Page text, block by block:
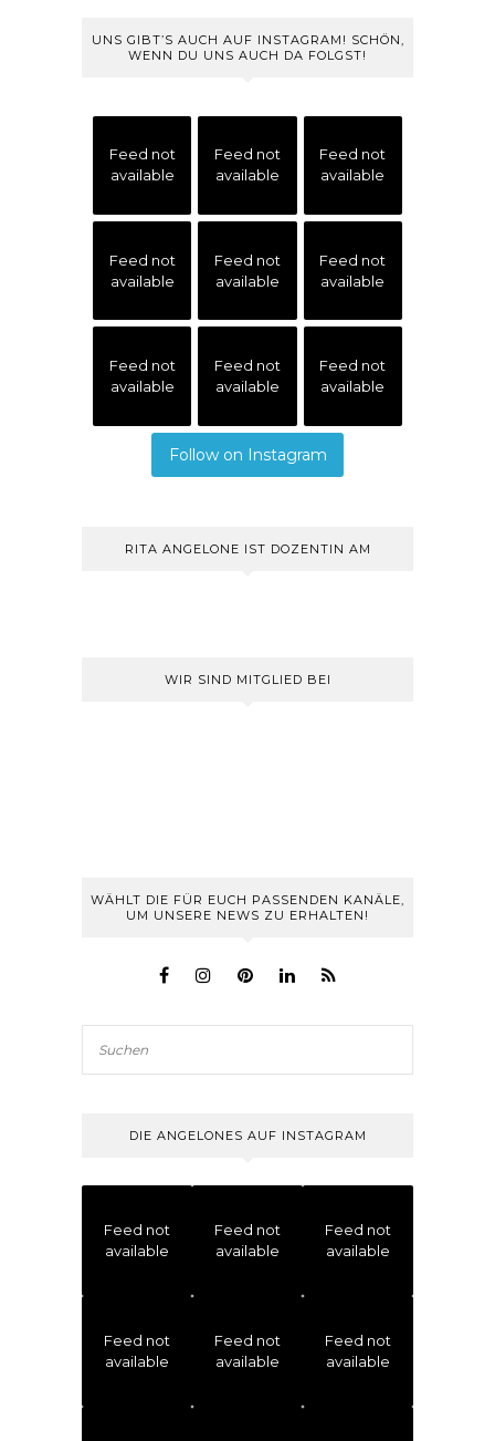
UNS GIBT’S AUCH AUF INSTAGRAM! SCHÖN,
WENN DU UNS AUCH DA FOLGST!
Feed not
available
Feed not
available
Feed not
available
Feed not
available
Feed not
available
Feed not
available
Feed not
available
Feed not
available
Feed not
available
Follow on Instagram
RITA ANGELONE IST DOZENTIN AM
WIR SIND MITGLIED BEI
WÄHLT DIE FÜR EUCH PASSENDEN KANÄLE,
UM UNSERE NEWS ZU ERHALTEN!
DIE ANGELONES AUF INSTAGRAM
Feed not
available
Feed not
available
Feed not
available
Feed not
available
Feed not
available
Feed not
available